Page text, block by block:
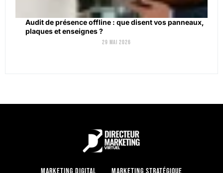
Audit de présence offline : que disent vos panneaux,
plaques et enseignes ?
29 mai 2026
Marketing digital Marketing stratégique